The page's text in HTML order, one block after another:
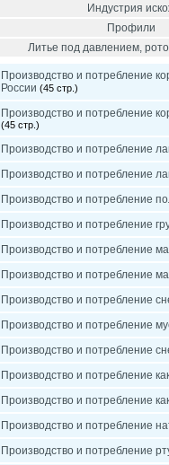
Индустрия
Профили
Литье под давлением,
Производство и потребление
России (45 стр.)
Производство и потребление
(45 стр.)
Производство и потребление
Производство и потребление
Производство и потребление
Производство и потребление
Производство и потребление
Производство и потребление
Производство и потребление
Производство и потребление
Производство и потребление
Производство и потребление
Производство и потребление
Производство и потребление
Производство и потребление